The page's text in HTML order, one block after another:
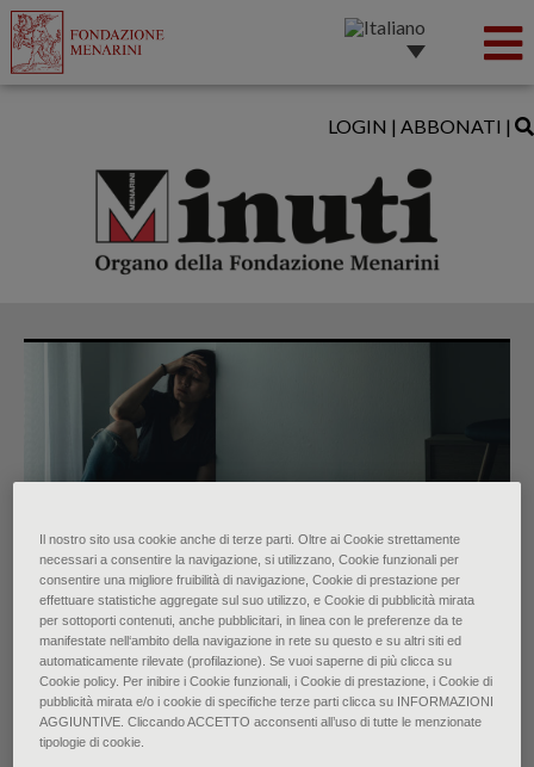
LOGIN | ABBONATI |
Il paziente con
comportamento suicidario:
valutazione e gestione
di David R. Norris, Molly S. Clark
Il nostro sito usa cookie anche di terze parti. Oltre ai Cookie strettamente
necessari a consentire la navigazione, si utilizzano, Cookie funzionali per
consentire una migliore fruibilità di navigazione, Cookie di prestazione per
effettuare statistiche aggregate sul suo utilizzo, e Cookie di pubblicità mirata
per sottoporti contenuti, anche pubblicitari, in linea con le preferenze da te
manifestate nell‘ambito della navigazione in rete su questo e su altri siti ed
automaticamente rilevate (profilazione). Se vuoi saperne di più clicca su
Cookie policy. Per inibire i Cookie funzionali, i Cookie di prestazione, i Cookie di
pubblicità mirata e/o i cookie di specifiche terze parti clicca su INFORMAZIONI
AGGIUNTIVE. Cliccando ACCETTO acconsenti all’uso di tutte le menzionate
tipologie di cookie.